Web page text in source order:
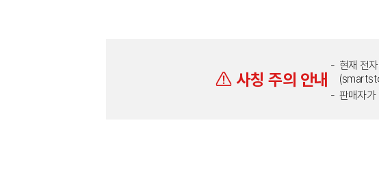
사칭 주의 안내
현재 전
판매자가